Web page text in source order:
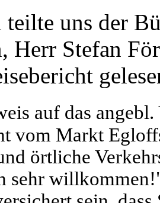
uns der
Herr Stefan
auf das
vom Markt
örtliche
sehr